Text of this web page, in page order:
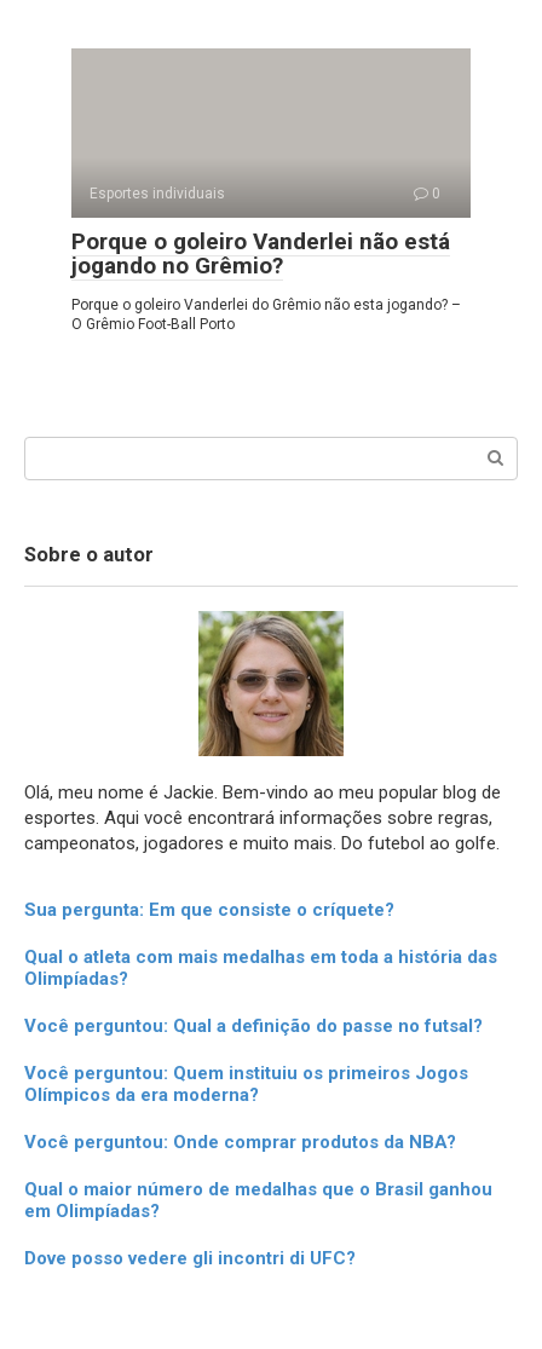
Esportes individuais 0
Porque o goleiro Vanderlei não está
jogando no Grêmio?
Porque o goleiro Vanderlei do Grêmio não esta jogando? –
O Grêmio Foot-Ball Porto
Sobre o autor
Olá, meu nome é Jackie. Bem-vindo ao meu popular blog de
esportes. Aqui você encontrará informações sobre regras,
campeonatos, jogadores e muito mais. Do futebol ao golfe.
Sua pergunta: Em que consiste o críquete?
Qual o atleta com mais medalhas em toda a história das
Olimpíadas?
Você perguntou: Qual a definição do passe no futsal?
Você perguntou: Quem instituiu os primeiros Jogos
Olímpicos da era moderna?
Você perguntou: Onde comprar produtos da NBA?
Qual o maior número de medalhas que o Brasil ganhou
em Olimpíadas?
Dove posso vedere gli incontri di UFC?